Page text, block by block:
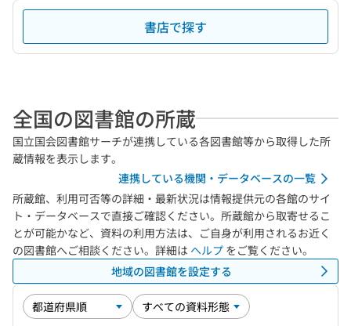
書店で探す
全国の図書館の所蔵
国立国会図書館サーチが連携している各図書館等から取得した所
蔵情報を表示します。
連携している機関・データベースの一覧
所蔵館、利用可否等の詳細・最新状況は情報提供元の各館のサイ
ト・データベースで直接ご確認ください。所蔵館から取寄せるこ
とが可能かなど、資料の利用方法は、ご自身が利用されるお近く
の図書館へご相談ください。詳細は ヘルプ をご覧ください。
地域の図書館を設定する